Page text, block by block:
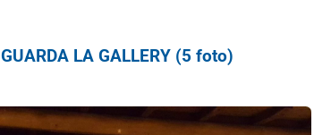
GUARDA LA GALLERY (5 foto)